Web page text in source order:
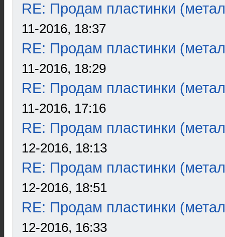
RE: Продам пластинки
11-2016, 18:37
RE: Продам пластинки
11-2016, 18:29
RE: Продам пластинки
11-2016, 17:16
RE: Продам пластинки
12-2016, 18:13
RE: Продам пластинки
12-2016, 18:51
RE: Продам пластинки
12-2016, 16:33